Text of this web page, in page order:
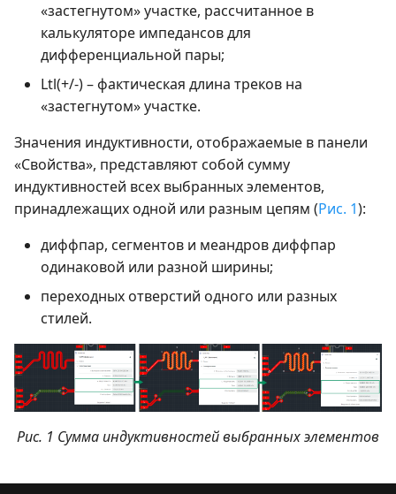
«застегнутом» участке, рассчитанное в
калькуляторе импедансов для
дифференциальной пары;
Ltl(+/-) – фактическая длина треков на
«застегнутом» участке.
Значения индуктивности, отображаемые в панели
«Свойства», представляют собой сумму
индуктивностей всех выбранных элементов,
принадлежащих одной или разным цепям (Рис. 1):
диффпар, сегментов и меандров диффпар
одинаковой или разной ширины;
переходных отверстий одного или разных
стилей.
Рис. 1 Сумма индуктивностей выбранных элементов